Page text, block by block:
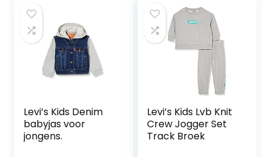
Levi’s Kids Denim
babyjas voor
jongens.
Levi’s Kids Lvb Knit
Crew Jogger Set
Track Broek